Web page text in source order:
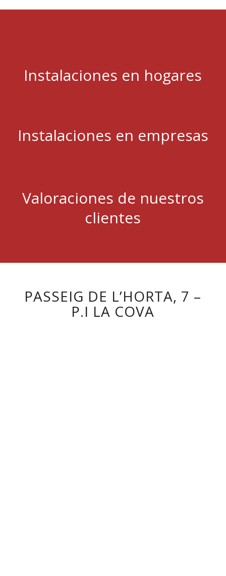
Instalaciones en hogares
Instalaciones en empresas
Valoraciones de nuestros
clientes
PASSEIG DE L’HORTA, 7 –
P.I LA COVA